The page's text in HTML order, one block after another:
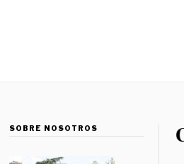
SOBRE NOSOTROS